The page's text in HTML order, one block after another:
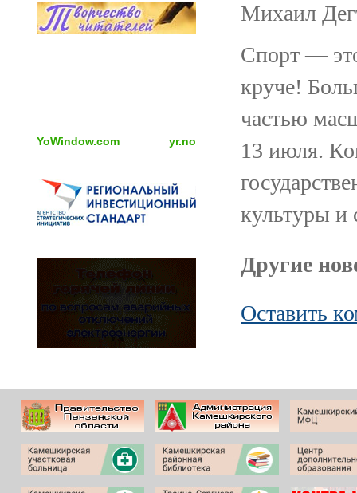
YoWindow.com yr.no
Михаил
Спорт —
круче!
частью
13 июля.
культуры и
Другие
Оставить